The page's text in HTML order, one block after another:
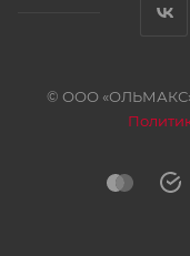
© ООО «ОЛЬМАКС»,